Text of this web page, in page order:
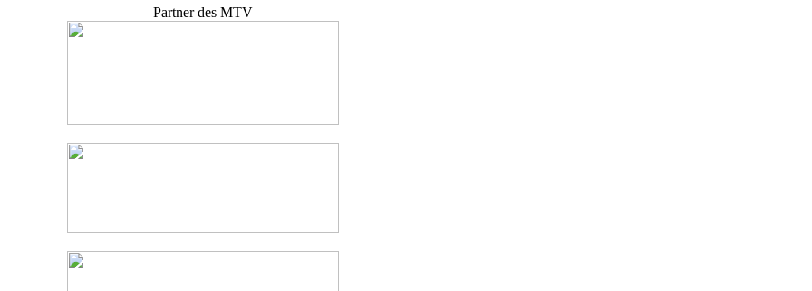
Partner des MTV